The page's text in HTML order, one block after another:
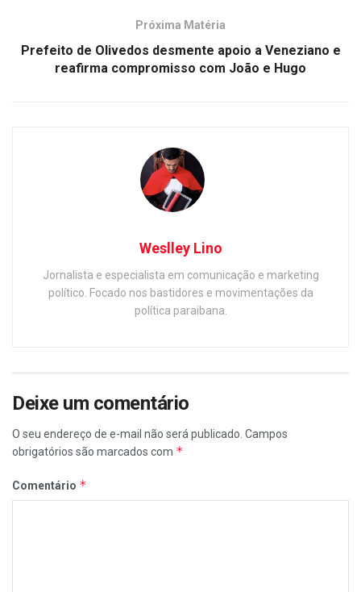
Próxima Matéria
Prefeito de Olivedos desmente apoio a Veneziano e
reafirma compromisso com João e Hugo
Weslley Lino
Jornalista e especialista em comunicação e marketing
político. Focado nos bastidores e movimentações da
política paraibana.
Deixe um comentário
O seu endereço de e-mail não será publicado. Campos
obrigatórios são marcados com *
Comentário *